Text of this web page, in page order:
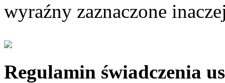
wyraźny zaznaczone
Regulamin świadczenia